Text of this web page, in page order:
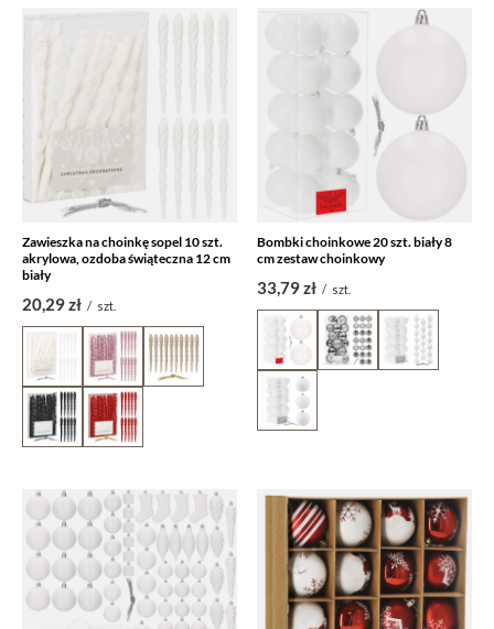
Zawieszka na choinkę sopel 10 szt.
akrylowa, ozdoba świąteczna 12 cm
biały
20,29 zł / szt.
Bombki choinkowe 20 szt. biały 8
cm zestaw choinkowy
33,79 zł / szt.